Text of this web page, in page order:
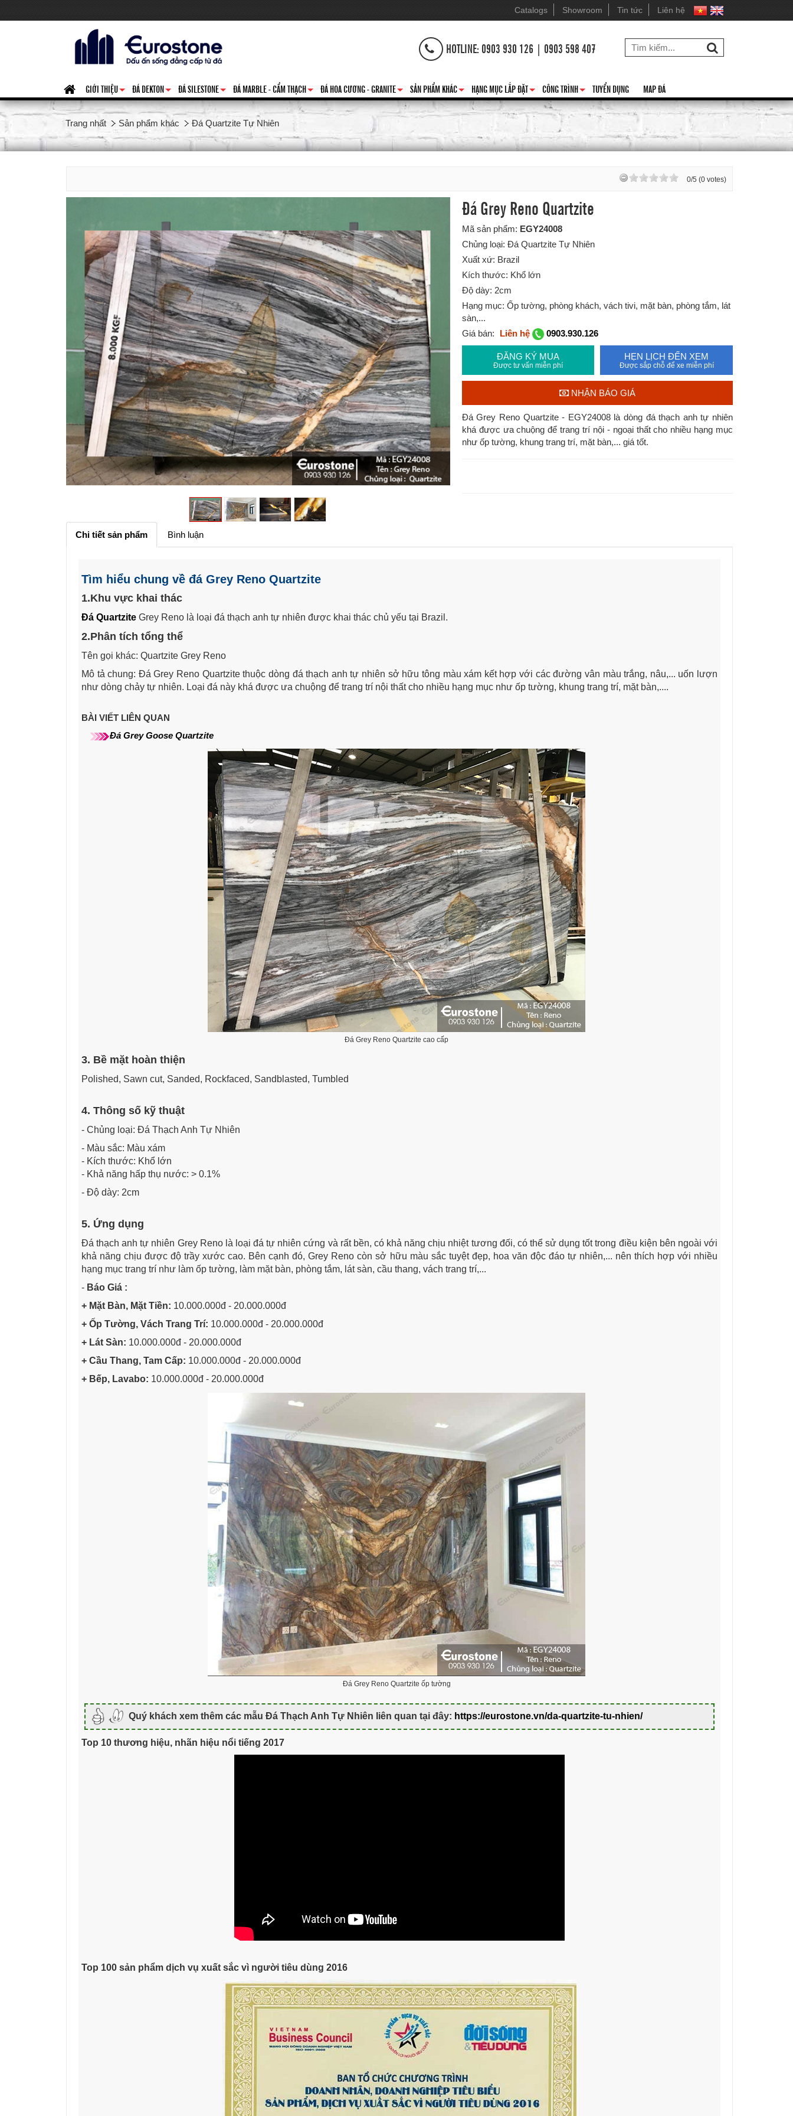
Catalogs Showroom Tin tức Liên hệ
HOTLINE: 0903 930 126 | 0903 598 407
+
GIỚI THIỆU
+
ĐÁ DEKTON
+
ĐÁ SILESTONE
+
ĐÁ MARBLE - CẨM THẠCH
+
ĐÁ HOA CƯƠNG - GRANITE
+
SẢN PHẨM KHÁC
+
HẠNG MỤC LẮP ĐẶT
+
CÔNG TRÌNH TUYỂN DỤNG MAP ĐÁ
Trang nhất Sản phẩm khác Đá Quartzite Tự Nhiên
0/5 (0 votes)
Đá Grey Reno Quartzite
Mã sản phẩm: EGY24008
Chủng loại: Đá Quartzite Tự Nhiên
Xuất xứ: Brazil
Kích thước: Khổ lớn
Độ dày: 2cm
Hạng mục: Ốp tường, phòng khách, vách tivi, mặt bàn, phòng tắm, lát
sàn,...
Giá bán:
Liên hệ 0903.930.126
ĐĂNG KÝ MUA
Được tư vấn miễn phí
HẸN LỊCH ĐẾN XEM
Được sắp chỗ để xe miễn phí
NHẬN BÁO GIÁ
Đá Grey Reno Quartzite - EGY24008 là dòng đá thạch anh tự nhiên
khá được ưa chuộng để trang trí nội - ngoại thất cho nhiều hạng mục
như ốp tường, khung trang trí, mặt bàn,... giá tốt.
Chi tiết sản phẩm Bình luận
Tìm hiểu chung về đá Grey Reno Quartzite
1.Khu vực khai thác
Đá Quartzite Grey Reno là loại đá thạch anh tự nhiên được khai thác chủ yếu tại Brazil.
2.Phân tích tổng thể
Tên gọi khác: Quartzite Grey Reno
Mô tả chung: Đá Grey Reno Quartzite thuộc dòng đá thạch anh tự nhiên sở hữu tông màu xám kết hợp với các đường vân màu trắng, nâu,... uốn lượn
như dòng chảy tự nhiên. Loại đá này khá được ưa chuộng để trang trí nội thất cho nhiều hạng mục như ốp tường, khung trang trí, mặt bàn,....
BÀI VIẾT LIÊN QUAN
Đá Grey Goose​ Quartzite
Đá Grey Reno Quartzite cao cấp
3. Bề mặt hoàn thiện
Polished, Sawn cut, Sanded, Rockfaced, Sandblasted, Tumbled
4. Thông số kỹ thuật
- Chủng loại: Đá Thạch Anh Tự Nhiên
- Màu sắc: Màu xám
- Kích thước: Khổ lớn
- Khả năng hấp thụ nước: > 0.1%
- Độ dày: 2cm
5. Ứng dụng
Đá thạch anh tự nhiên Grey Reno là loại đá tự nhiên cứng và rất bền, có khả năng chịu nhiệt tương đối, có thể sử dụng tốt trong điều kiện bên ngoài với
khả năng chịu được độ trầy xước cao. Bên cạnh đó, Grey Reno còn sở hữu màu sắc tuyệt đẹp, hoa văn độc đáo tự nhiên,... nên thích hợp với nhiều
hạng mục trang trí như làm ốp tường, làm mặt bàn, phòng tắm, lát sàn, cầu thang, vách trang trí,...
- Báo Giá :
+ Mặt Bàn, Mặt Tiền: 10.000.000đ - 20.000.000đ
+ Ốp Tường, Vách Trang Trí: 10.000.000đ - 20.000.000đ
+ Lát Sàn: 10.000.000đ - 20.000.000đ
+ Cầu Thang, Tam Cấp: 10.000.000đ - 20.000.000đ
+ Bếp, Lavabo: 10.000.000đ - 20.000.000đ
Đá Grey Reno Quartzite ốp tường
Quý khách xem thêm các mẫu Đá Thạch Anh Tự Nhiên liên quan tại đây: https://eurostone.vn/da-quartzite-tu-nhien/
Top 10 thương hiệu, nhãn hiệu nổi tiếng 2017
Top 100 sản phẩm dịch vụ xuất sắc vì người tiêu dùng 2016